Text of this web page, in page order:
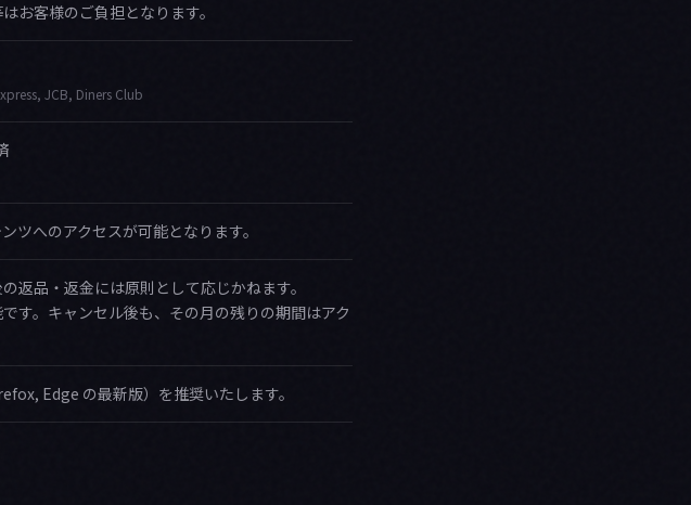
お客様のご負担となります。
JCB, Diners Club
ツへのアクセスが可能となります。
返品・返金には原則として応じかねます。
す。キャンセル後も、その月の残りの期間はアク
Edge の最新版）を推奨いたします。